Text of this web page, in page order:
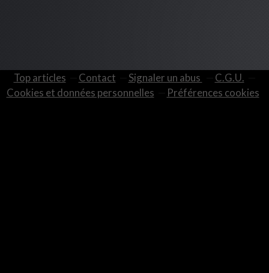
Top articles Contact Signaler un abus
C.G.U.
Cookies et données personnelles
Préférences cookies